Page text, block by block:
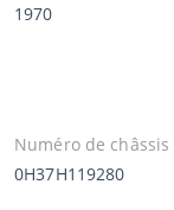
1970
Numéro de châssis
0H37H119280